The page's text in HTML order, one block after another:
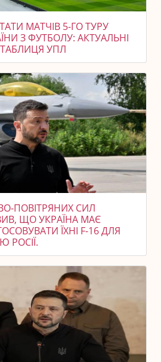
МАТЧІВ 5-ГО ТУРУ
З ФУТБОЛУ: АКТУАЛЬНІ
ТАБЛИЦЯ УПЛ
ПОВІТРЯНИХ СИЛ
ЩО УКРАЇНА МАЄ
ЇХНІ F-16 ДЛЯ
РОСІЇ.